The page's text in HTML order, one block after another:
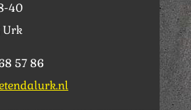
40
Urk
57 86